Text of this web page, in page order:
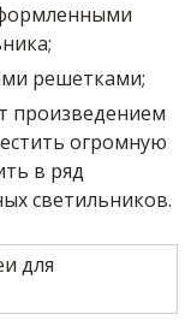
решетками;
произведением
огромную
в ряд
светильников.